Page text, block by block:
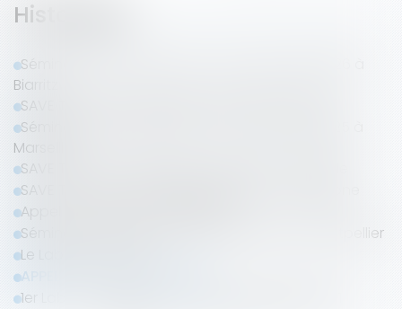
Historique
Séminaire annuel du LAB'S - 26 au 28 mars 2026 à
Biarritz
SAVE THE DATE | Séminaire LAB'S 2026 - Biarritz
Séminaire annuel du LAB'S - 27 au 30 mars 2025 à
Marseille
SAVE THE DATE | Séminaire LAB'S 2025 - Marseille
SAVE THE DATE | Séminaire LAB'S 2024 - Barcelone
Appel de cotisation 2023/2024
Séminaire du Lab'S - les 8 et 9 juin 2023 à Montpellier
Le Lab's est de retour
APPEL DE COTISATION 2022
1er Lab's en Digital et assemblée générale 2021